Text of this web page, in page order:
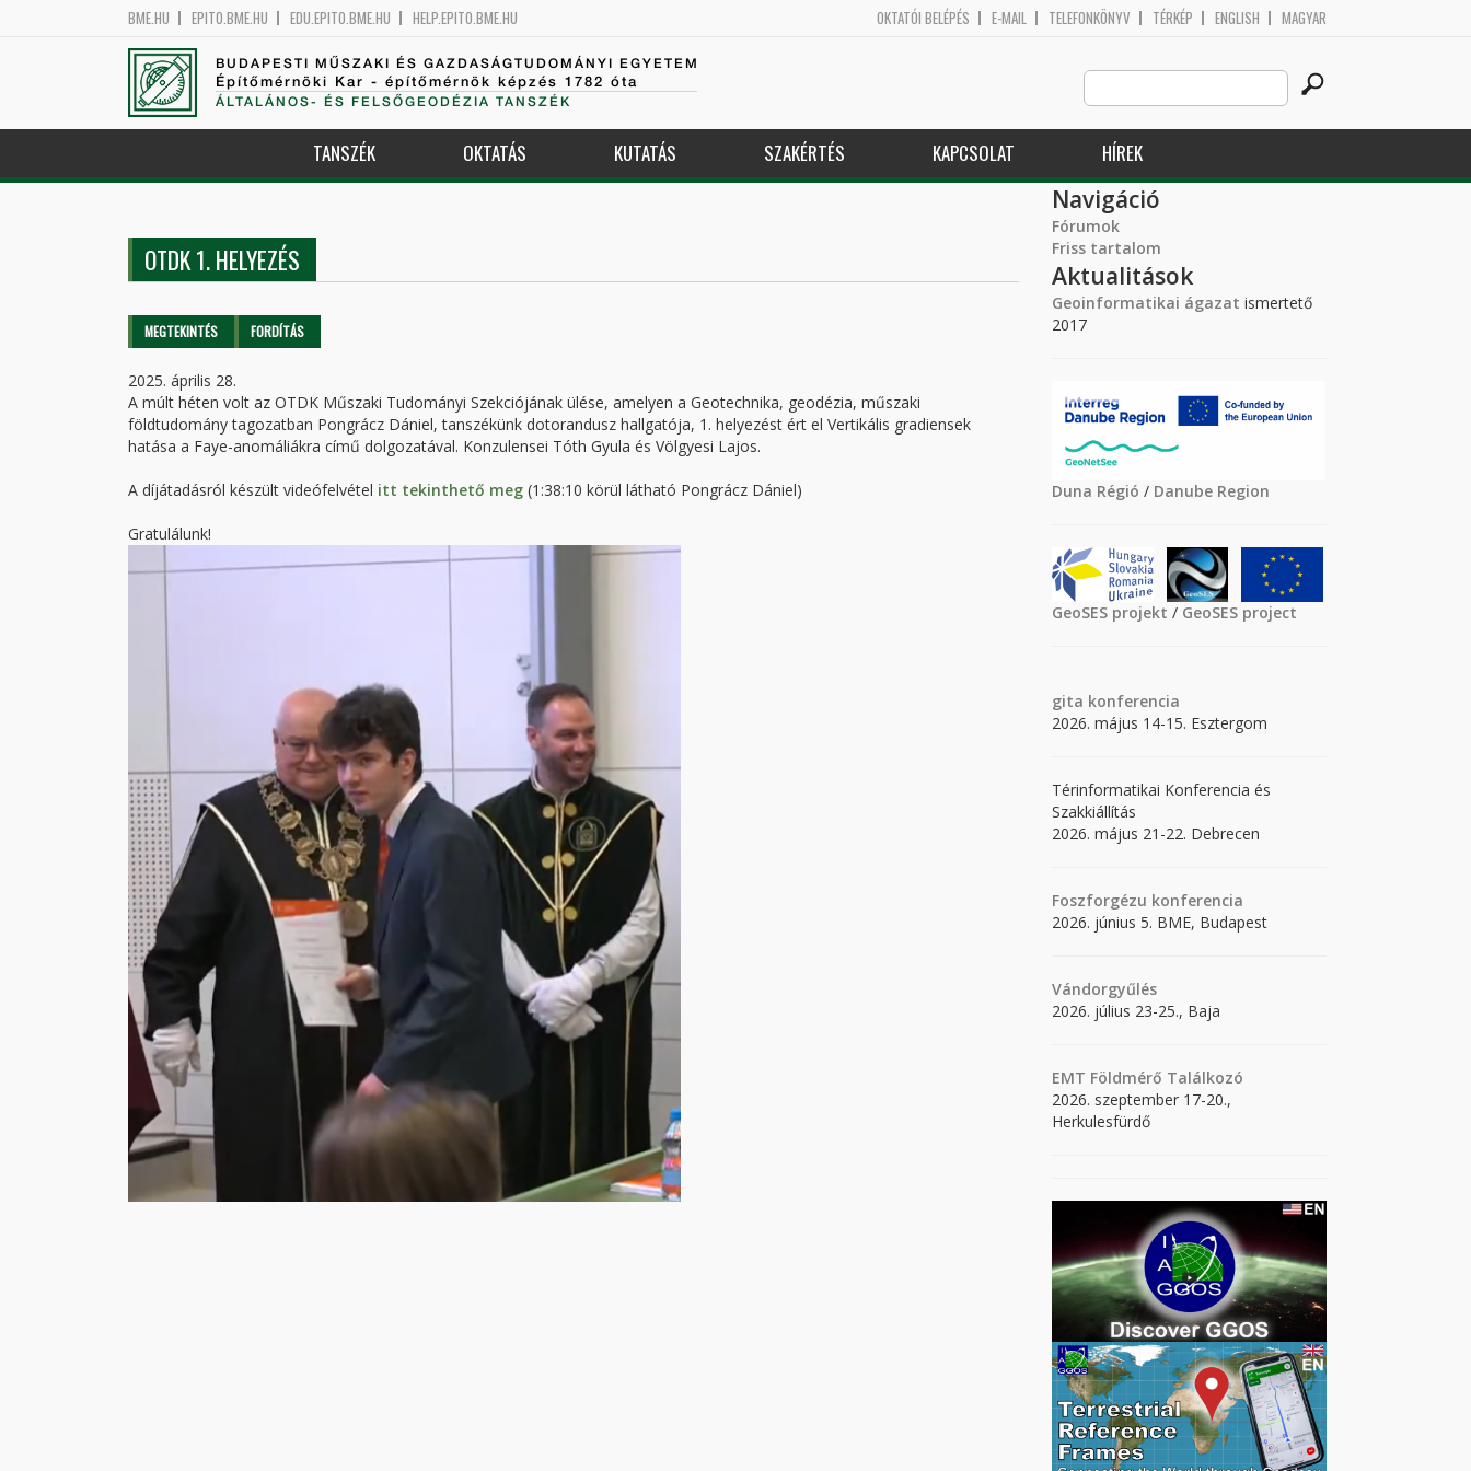
BME.HU EPITO.BME.HU EDU.EPITO.BME.HU HELP.EPITO.BME.HU OKTATÓI BELÉPÉS E-MAIL TELEFONKÖNYV TÉRKÉP ENGLISH MAGYAR
BUDAPESTI MŰSZAKI ÉS GAZDASÁGTUDOMÁNYI EGYETEM
Építőmérnöki Kar - építőmérnök képzés 1782 óta
ÁLTALÁNOS- ÉS FELSŐGEODÉZIA TANSZÉK
Search
this
site
TANSZÉK OKTATÁS KUTATÁS SZAKÉRTÉS KAPCSOLAT HÍREK
OTDK 1. HELYEZÉS
Elsődleges fülek
MEGTEKINTÉS (AKTÍVFORDÍTÁS
2025. április 28.
A múlt héten volt az OTDK Műszaki Tudományi Szekciójának ülése, amelyen a Geotechnika, geodézia, műszaki
földtudomány tagozatban Pongrácz Dániel, tanszékünk dotorandusz hallgatója, 1. helyezést ért el Vertikális gradiensek
hatása a Faye-anomáliákra című dolgozatával. Konzulensei Tóth Gyula és Völgyesi Lajos.
A díjátadásról készült videófelvétel itt tekinthető meg (1:38:10 körül látható Pongrácz Dániel)
Gratulálunk!
Navigáció
Fórumok
Friss tartalom
Aktualitások
Geoinformatikai ágazat ismertető
2017
Duna Régió / Danube Region
GeoSES projekt / GeoSES project
gita konferencia
2026. május 14-15. Esztergom
Térinformatikai Konferencia és
Szakkiállítás
2026. május 21-22. Debrecen
Foszforgézu konferencia
2026. június 5. BME, Budapest
Vándorgyűlés
2026. július 23-25., Baja
EMT Földmérő Találkozó
2026. szeptember 17-20.,
Herkulesfürdő